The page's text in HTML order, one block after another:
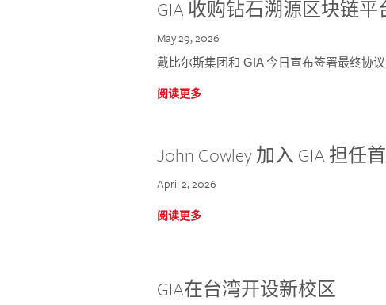
GIA 收购钻石溯源区块链平
May 29, 2026
戴比尔斯集团和 GIA 今日宣布签署最终协
阅读更多
John Cowley 加入 GIA 担任
April 2, 2026
阅读更多
GIA在台湾开设新校区